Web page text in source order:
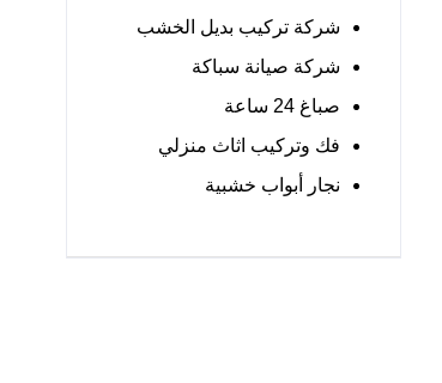
شركة تركيب بديل الخشب
شركة صيانة سباكة
صباغ 24 ساعة
فك وتركيب اثاث منزلي
نجار أبواب خشبية